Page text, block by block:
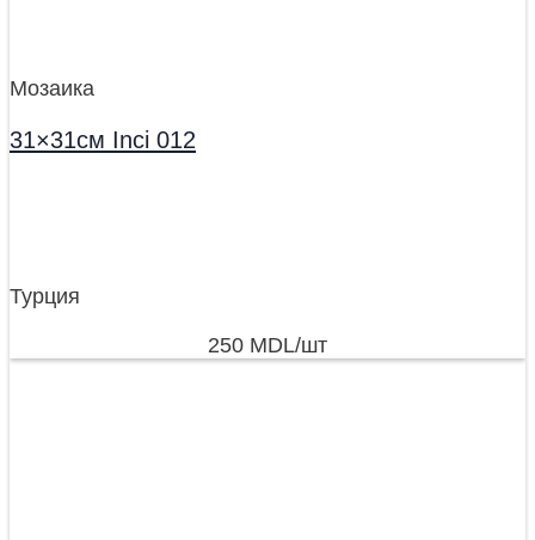
Мозаика
31×31см Inci 012
Турция
250 MDL/шт